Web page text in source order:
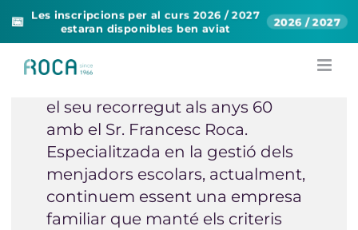
📅 Les inscripcions per al curs 2026 / 2027
estaran disponibles ben aviat 2026 / 2027
el seu recorregut als anys 60
amb el Sr. Francesc Roca.
Especialitzada en la gestió dels
menjadors escolars, actualment,
continuem essent una empresa
familiar que manté els criteris